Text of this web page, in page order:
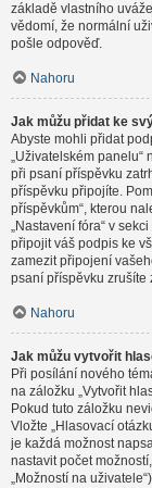
základě vlastního
vědomí, že normální
pošle odpověď.
Nahoru
Jak můžu přidat ke
Abyste mohli přidat
„Uživatelském panelu“
při psaní příspěvku
příspěvku připojíte.
příspěvkům“, kterou
„Nastavení fóra“ v
připojit váš podpis ke
zamezit připojení
psaní příspěvku zrušíte
Nahoru
Jak můžu vytvořit
Při posílání nového
na záložku „Vytvořit
Pokud tuto záložku
Vložte „Hlasovací
je každá možnost
nastavit počet
„Možností na